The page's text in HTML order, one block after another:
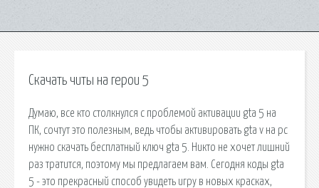
Скачать читы на герои 5
Думаю, все кто столкнулся с проблемой активации gta 5 на
ПК, сочтут это полезным, ведь чтобы активировать gta v на pc
нужно скачать бесплатный ключ gta 5. Никто не хочет лишний
раз тратится, поэтому мы предлагаем вам. Сегодня коды gta
5 - это прекрасный способ увидеть игру в новых красках,